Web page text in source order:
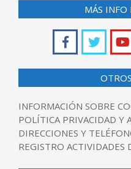
MÁS INFO
INFORMACIÓN SOBRE
POLÍTICA PRIVACIDAD Y
DIRECCIONES Y
REGISTRO ACTIVIDADES